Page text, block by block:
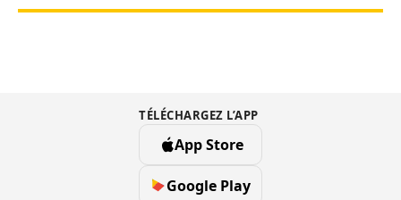
TÉLÉCHARGEZ L’APP
App Store
Google Play